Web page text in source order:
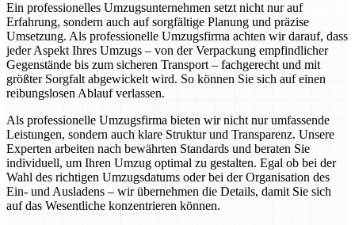
Ein professionelles Umzugsunternehmen setzt nicht nur auf
Erfahrung, sondern auch auf sorgfältige Planung und präzise
Umsetzung. Als professionelle Umzugsfirma achten wir darauf, dass
jeder Aspekt Ihres Umzugs – von der Verpackung empfindlicher
Gegenstände bis zum sicheren Transport – fachgerecht und mit
größter Sorgfalt abgewickelt wird. So können Sie sich auf einen
reibungslosen Ablauf verlassen.
Als professionelle Umzugsfirma bieten wir nicht nur umfassende
Leistungen, sondern auch klare Struktur und Transparenz. Unsere
Experten arbeiten nach bewährten Standards und beraten Sie
individuell, um Ihren Umzug optimal zu gestalten. Egal ob bei der
Wahl des richtigen Umzugsdatums oder bei der Organisation des
Ein- und Ausladens – wir übernehmen die Details, damit Sie sich
auf das Wesentliche konzentrieren können.